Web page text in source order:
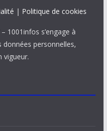
| Politique de cookies
1001infos s’engage à
personnelles,
vigueur.